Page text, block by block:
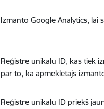
Izmanto Google Analytics, lai
Reģistrē unikālu ID, kas tiek
par to, kā apmeklētājs
Reģistrē unikālu ID priekš